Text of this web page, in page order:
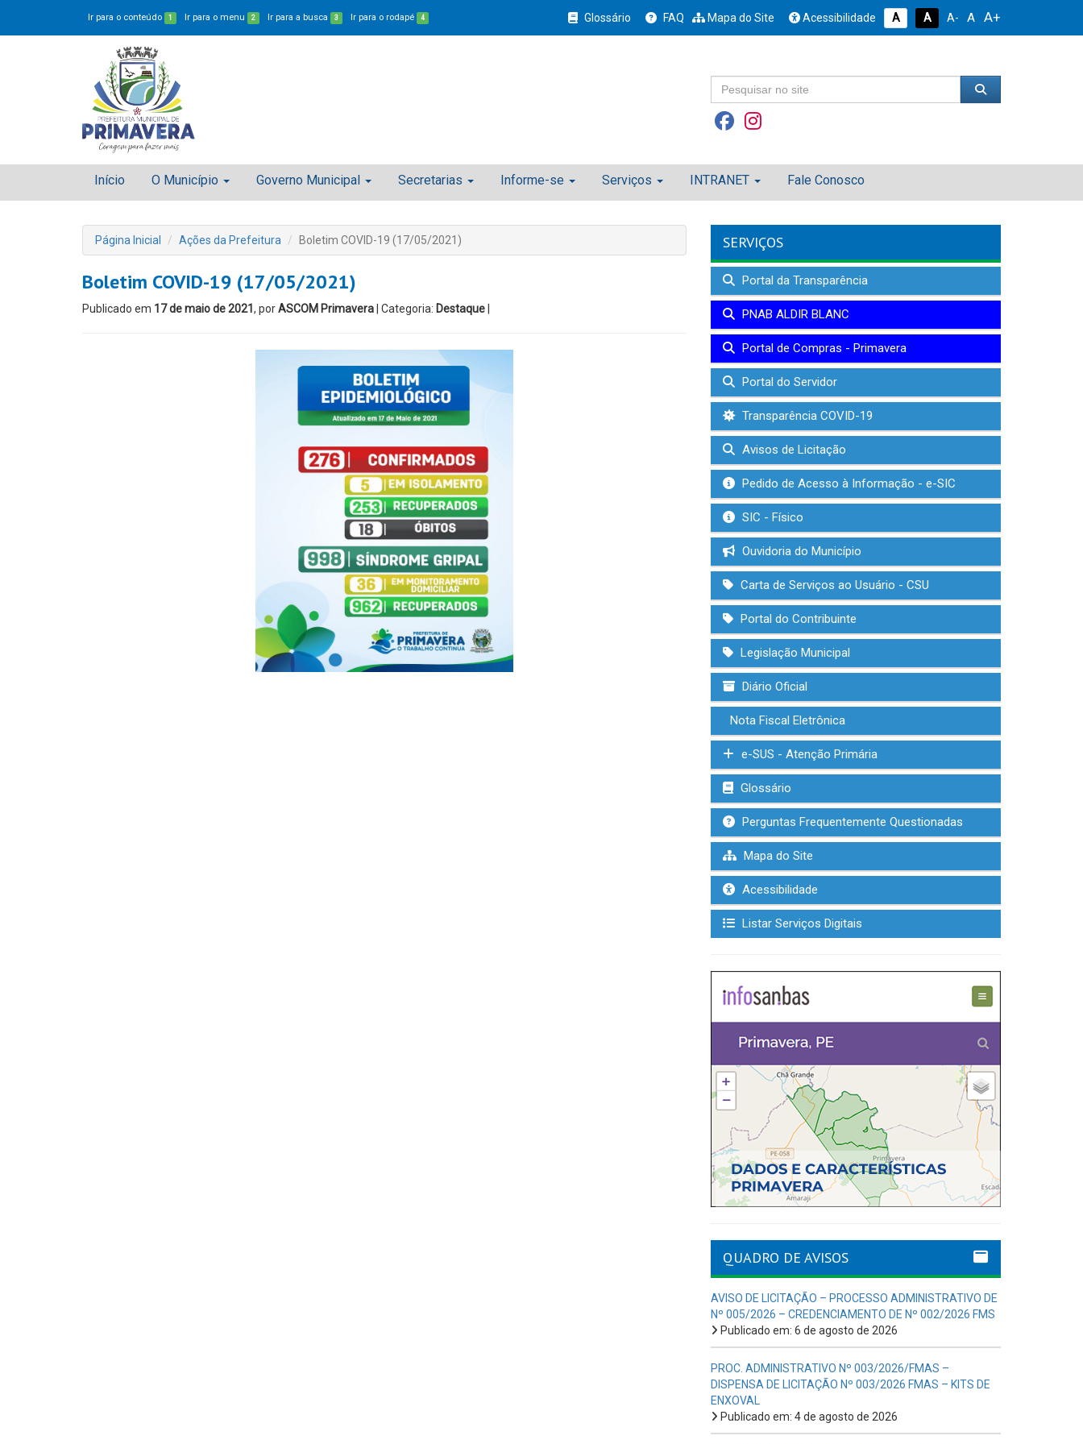
Ir para o conteúdo 1 Ir para o menu 2 Ir para a busca 3 Ir para o rodapé 4 Glossário FAQ Mapa do Site Acessibilidade A A A- A A+
Início O Município Governo Municipal Secretarias Informe-se Serviços INTRANET Fale Conosco
Página Inicial Ações da Prefeitura Boletim COVID-19 (17/05/2021)
Boletim COVID-19 (17/05/2021)
Publicado em 17 de maio de 2021 , porASCOM Primavera | Categoria: Destaque
SERVIÇOS
Portal da Transparência
PNAB ALDIR BLANC
Portal de Compras - Primavera
Portal do Servidor
Transparência COVID-19
Avisos de Licitação
Pedido de Acesso à Informação - e-SIC
SIC - Físico
Ouvidoria do Município
Carta de Serviços ao Usuário - CSU
Portal do Contribuinte
Legislação Municipal
Diário Oficial
Nota Fiscal Eletrônica
e-SUS - Atenção Primária
Glossário
Perguntas Frequentemente Questionadas
Mapa do Site
Acessibilidade
Listar Serviços Digitais
QUADRO DE AVISOS
AVISO DE LICITAÇÃO – PROCESSO ADMINISTRATIVO DE
Nº 005/2026 – CREDENCIAMENTO DE Nº 002/2026 FMS
Publicado em: 6 de agosto de 2026
PROC. ADMINISTRATIVO Nº 003/2026/FMAS –
DISPENSA DE LICITAÇÃO Nº 003/2026 FMAS – KITS DE
ENXOVAL
Publicado em: 4 de agosto de 2026